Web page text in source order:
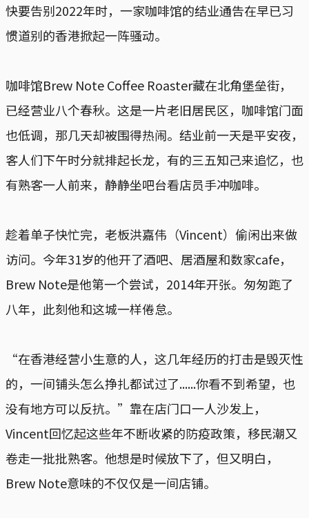
快要告别2022年时，一家咖啡馆的结业通告在早已习
惯道别的香港掀起一阵骚动。
咖啡馆Brew Note Coffee Roaster藏在北角堡垒街，
已经营业八个春秋。这是一片老旧居民区，咖啡馆门面
也低调，那几天却被围得热闹。结业前一天是平安夜，
客人们下午时分就排起长龙，有的三五知己来追忆，也
有熟客一人前来，静静坐吧台看店员手冲咖啡。
趁着单子快忙完，老板洪嘉伟（Vincent）偷闲出来做
访问。今年31岁的他开了酒吧、居酒屋和数家cafe，
Brew Note是他第一个尝试，2014年开张。匆匆跑了
八年，此刻他和这城一样倦怠。
“在香港经营小生意的人，这几年经历的打击是毁灭性
的，一间铺头怎么挣扎都试过了......你看不到希望，也
没有地方可以反抗。”靠在店门口一人沙发上，
Vincent回忆起这些年不断收紧的防疫政策，移民潮又
卷走一批批熟客。他想是时候放下了，但又明白，
Brew Note意味的不仅仅是一间店铺。